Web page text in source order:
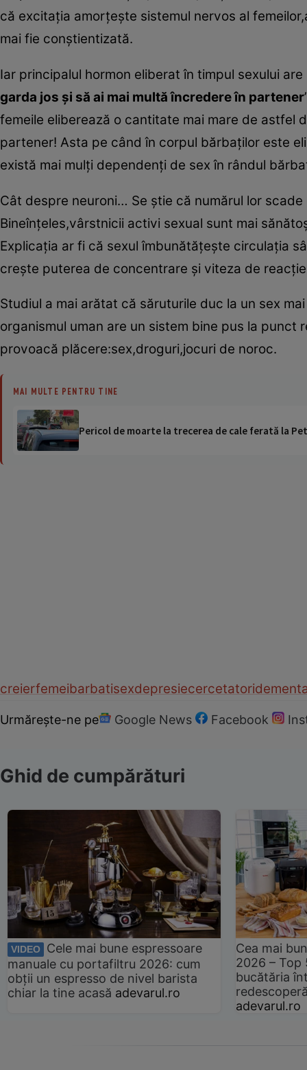
că excitaţia amorţeşte sistemul nervos al
mai fie conştientizată.
Iar principalul hormon eliberat în timpul sexului
garda jos şi să ai mai multă încredere în partener
femeile eliberează o cantitate mai mare de astfel
partener! Asta pe când în corpul bărbaţilor este
există mai mulţi dependenţi de sex în rândul
Cât despre neuroni… Se ştie că numărul lor
Bineînţeles,vârstnicii activi sexual sunt mai
Explicaţia ar fi că sexul îmbunătăţeşte circulaţia
creşte puterea de concentrare şi viteza de
Studiul a mai arătat că săruturile duc la un sex
organismul uman are un sistem bine pus la
provoacă plăcere:sex,droguri,jocuri de noroc.
MAI MULTE PENTRU TINE
Pericol de moarte la trecerea de cale ferată la
creierfemeibarbatisexdepresiecercetatori
Urmărește-ne pe Google News Facebook
Ghid de cumpărături
VIDEO
Cele mai bune espressoare
manuale cu portafiltru 2026: cum
obții un espresso de nivel barista
chiar la tine acasă adevarul.ro
Cea mai
2026 –
bucătăria
adevarul.ro